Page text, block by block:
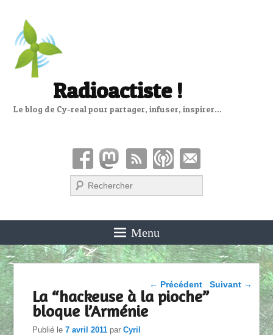
Radioactiste !
Le blog de Cy-real pour partager, infuser, inspirer…
Recherche
Menu
Parcourir les articles
← Précédent Suivant →
La “hackeuse à la pioche”
bloque l’Arménie
Publié le7 avril 2011 parCyril